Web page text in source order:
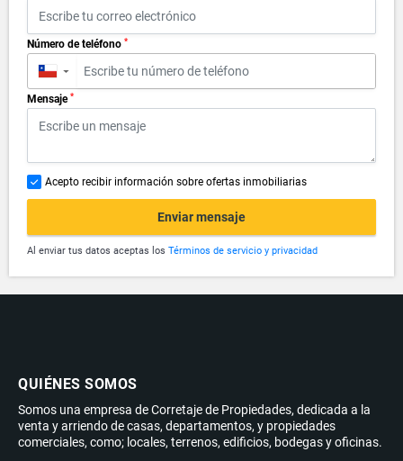
Número de teléfono *
▼
Mensaje *
Acepto recibir información sobre ofertas inmobiliarias
Enviar mensaje
Al enviar tus datos aceptas los Términos de servicio y privacidad
QUIÉNES SOMOS
Somos una empresa de Corretaje de Propiedades, dedicada a la
venta y arriendo de casas, departamentos, y propiedades
comerciales, como; locales, terrenos, edificios, bodegas y oficinas.